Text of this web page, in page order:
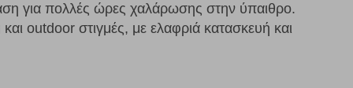
για πολλές ώρες χαλάρωσης στην ύπαιθρο.
outdoor στιγμές, με ελαφριά κατασκευή και